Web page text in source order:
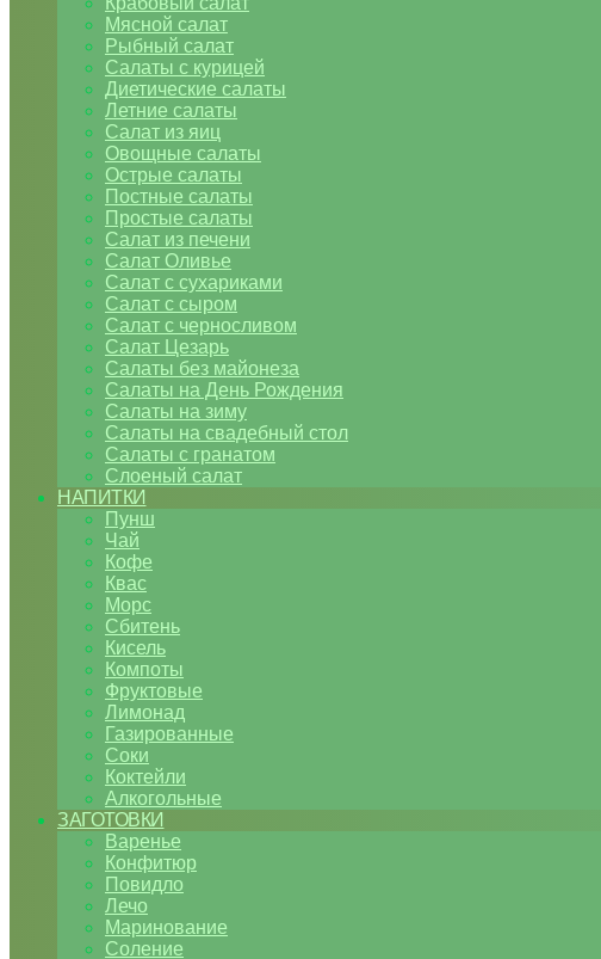
Мясной салат
Рыбный салат
Салаты с курицей
Диетические салаты
Летние салаты
Салат из яиц
Овощные салаты
Острые салаты
Постные салаты
Простые салаты
Салат из печени
Салат Оливье
Салат с сухариками
Салат с сыром
Салат с черносливом
Салат Цезарь
Салаты без майонеза
Салаты на День Рождения
Салаты на зиму
Салаты на свадебный стол
Салаты с гранатом
Слоеный салат
НАПИТКИ
Пунш
Чай
Кофе
Квас
Морс
Сбитень
Кисель
Компоты
Фруктовые
Лимонад
Газированные
Соки
Коктейли
Алкогольные
ЗАГОТОВКИ
Варенье
Конфитюр
Повидло
Лечо
Маринование
Соление